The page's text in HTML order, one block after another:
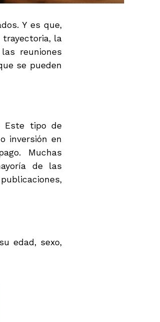
Y es que,
trayectoria, la
reuniones
se pueden
Este tipo de
inversión en
Muchas
de las
edad, sexo,